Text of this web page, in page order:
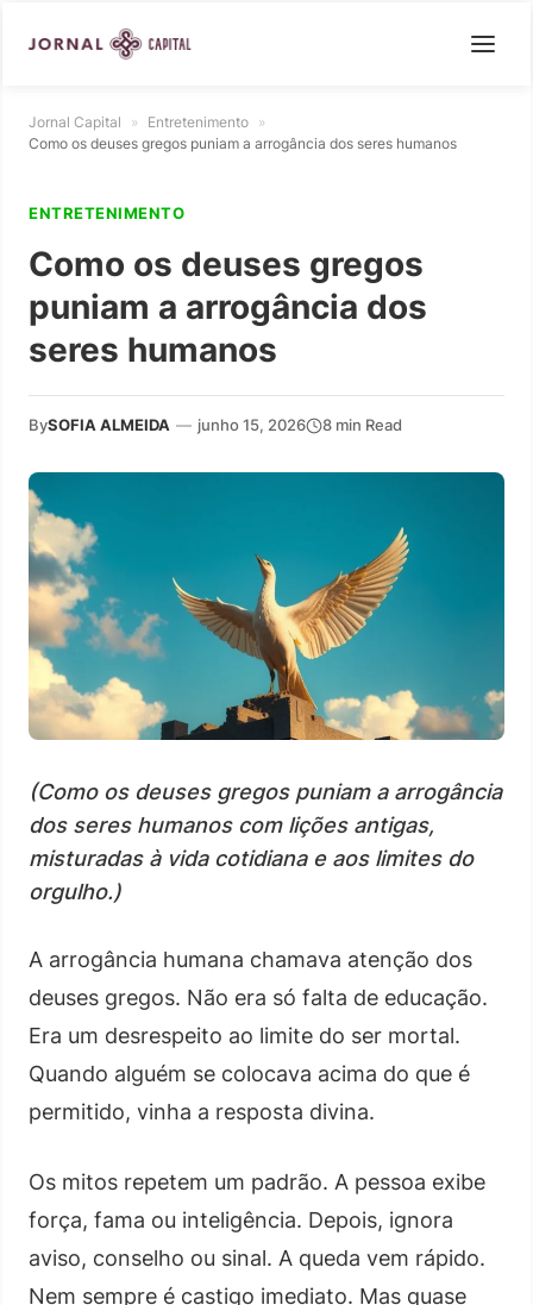
Jornal Capital » Entretenimento »
Como os deuses gregos puniam a arrogância dos seres humanos
ENTRETENIMENTO
Como os deuses gregos
puniam a arrogância dos
seres humanos
BySOFIA ALMEIDA — junho 15, 2026 8 min Read
(Como os deuses gregos puniam a arrogância
dos seres humanos com lições antigas,
misturadas à vida cotidiana e aos limites do
orgulho.)
A arrogância humana chamava atenção dos
deuses gregos. Não era só falta de educação.
Era um desrespeito ao limite do ser mortal.
Quando alguém se colocava acima do que é
permitido, vinha a resposta divina.
Os mitos repetem um padrão. A pessoa exibe
força, fama ou inteligência. Depois, ignora
aviso, conselho ou sinal. A queda vem rápido.
Nem sempre é castigo imediato. Mas quase